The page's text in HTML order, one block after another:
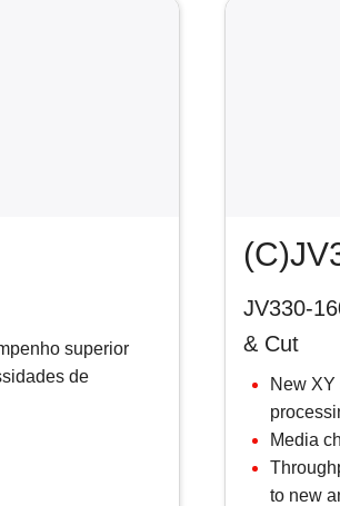
superior
de
JV330-
& Cut
New XY
Media
to new